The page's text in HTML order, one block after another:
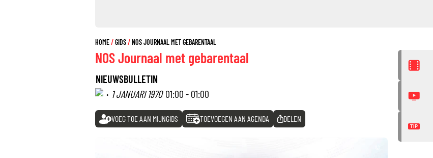
HOME GIDS NOS JOURNAAL MET GEBARENTAAL
NOS Journaal met gebarentaal
NIEUWSBULLETIN
· 1 JANUARI 1970 01:00 - 01:00
VOEG TOE AAN MIJNGIDS TOEVOEGEN AAN AGENDA DELEN
TIP